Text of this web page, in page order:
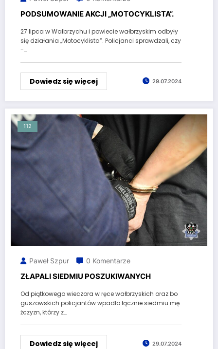
PODSUMOWANIE AKCJI „MOTOCYKLISTA”.
27 lipca w Wałbrzychu i powiecie wałbrzyskim odbyły
się działania „Motocyklista”. Policjanci sprawdzali, czy
-…
Dowiedz się więcej 29.07.2024
112
Paweł Szpur 0 Komentarze
ZŁAPALI SIEDMIU POSZUKIWANYCH
Od piątkowego wieczora w ręce wałbrzyskich oraz bo
guszowskich policjantów wpadło łącznie siedmiu mę
żczyzn, którzy z…
Dowiedz się więcej 29.07.2024